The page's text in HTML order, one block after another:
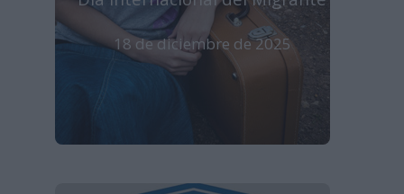
18 de diciembre de 2025